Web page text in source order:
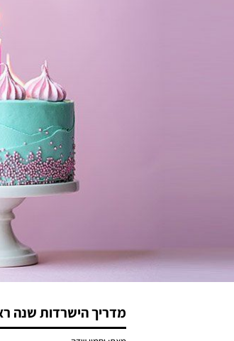
חדרים מעוצבים לפי נושא
מדריך הישרדות שנה